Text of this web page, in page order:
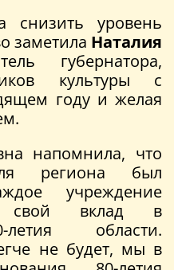
снизить уровень
заметила Наталия
губернатора,
культуры с
году и желая
напомнила, что
региона был
учреждение
свой вклад в
летия области.
не будет, мы в